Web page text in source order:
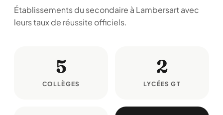
Établissements du secondaire à Lambersart avec
leurs taux de réussite officiels.
5
COLLÈGES
2
LYCÉES GT